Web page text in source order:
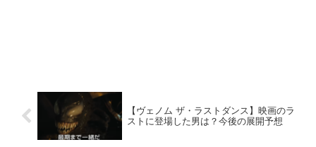
【ヴェノム ザ・ラストダンス】映画のラ
ストに登場した男は？今後の展開予想